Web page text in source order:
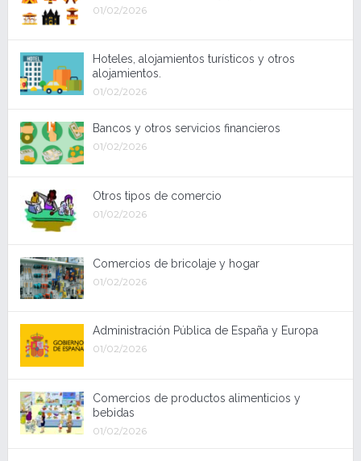
01/02/2026
Hoteles, alojamientos turísticos y otros
alojamientos.
01/02/2026
Bancos y otros servicios financieros
01/02/2026
Otros tipos de comercio
01/02/2026
Comercios de bricolaje y hogar
01/02/2026
Administración Pública de España y Europa
01/02/2026
Comercios de productos alimenticios y
bebidas
01/02/2026